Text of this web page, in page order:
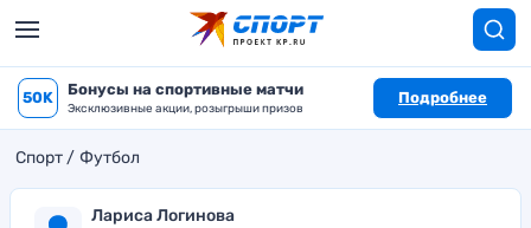
50K Бонусы на спортивные матчи
Эксклюзивные акции, розыгрыши призов
Подробнее
Спорт Футбол
Лариса Логинова